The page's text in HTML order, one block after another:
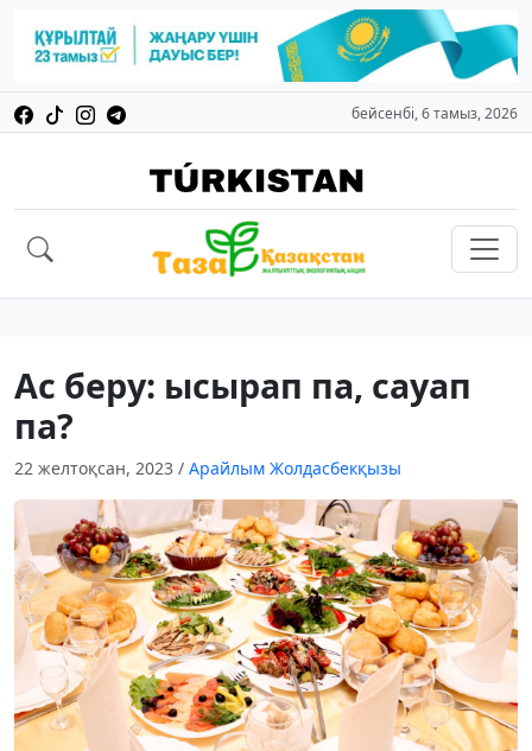
бейсенбі, 6 тамыз, 2026
Ас беру: ысырап па, сауап
па?
22 желтоқсан, 2023 / Арайлым Жолдасбекқызы